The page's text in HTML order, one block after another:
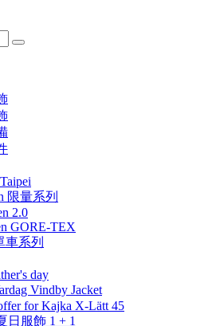
限量系列
2.0
GORE-TEX
車系列
day
Vindby Jacket
for Kajka X-Lätt 45
日服飾 1 + 1